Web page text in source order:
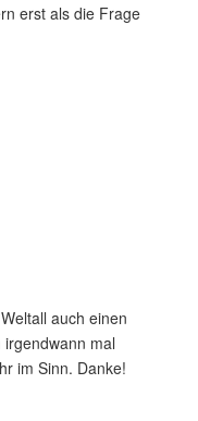
erst als die Frage
auch einen
mal
im Sinn. Danke!